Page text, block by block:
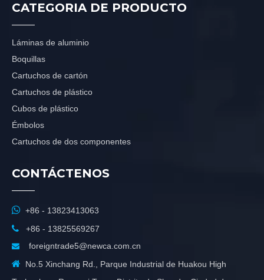
CATEGORIA DE PRODUCTO
Láminas de aluminio
Boquillas
Cartuchos de cartón
Cartuchos de plástico
Cubos de plástico
Émbolos
Cartuchos de dos componentes
CONTÁCTENOS
 +86 - 13823413063
 +86 - 13825569267

foreigntrade5@newca.com.cn
 No.5 Xinchang Rd., Parque Industrial de Huakou High